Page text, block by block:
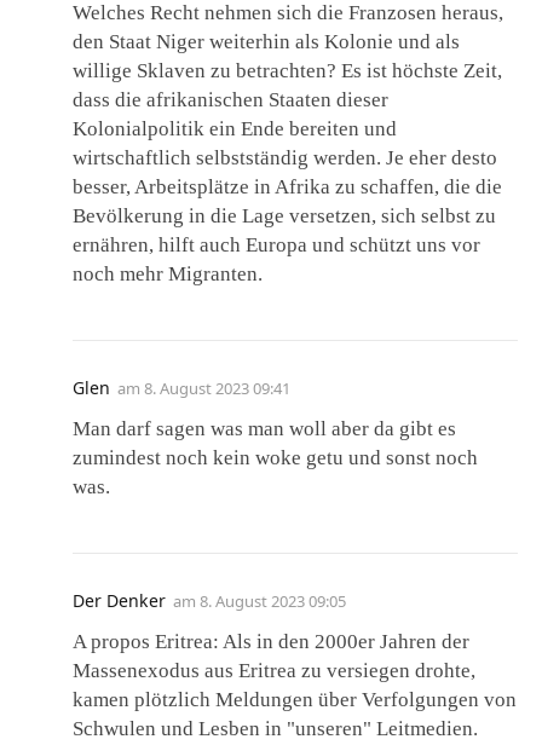
Welches Recht nehmen sich die Franzosen heraus,
den Staat Niger weiterhin als Kolonie und als
willige Sklaven zu betrachten? Es ist höchste Zeit,
dass die afrikanischen Staaten dieser
Kolonialpolitik ein Ende bereiten und
wirtschaftlich selbstständig werden. Je eher desto
besser, Arbeitsplätze in Afrika zu schaffen, die die
Bevölkerung in die Lage versetzen, sich selbst zu
ernähren, hilft auch Europa und schützt uns vor
noch mehr Migranten.
Glen am 8. August 2023 09:41
Man darf sagen was man woll aber da gibt es
zumindest noch kein woke getu und sonst noch
was.
Der Denker am 8. August 2023 09:05
A propos Eritrea: Als in den 2000er Jahren der
Massenexodus aus Eritrea zu versiegen drohte,
kamen plötzlich Meldungen über Verfolgungen von
Schwulen und Lesben in "unseren" Leitmedien.